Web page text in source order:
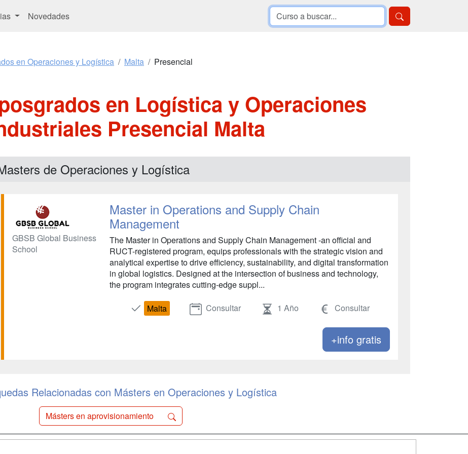
Novedades
en Operaciones y Logística Malta Presencial
en Logística y Operaciones
Presencial Malta
de Operaciones y Logística
GBSB Global Business
School
Master in Operations and Supply Chain
Management
The Master in Operations and Supply Chain Management -an official and
RUCT-registered program, equips professionals with the strategic vision and
analytical expertise to drive efficiency, sustainability, and digital transformation
in global logistics. Designed at the intersection of business and technology,
the program integrates cutting-edge suppl...
Malta Consultar 1 Año Consultar
+info gratis
Relacionadas con Másters en Operaciones y Logística
Másters en aprovisionamiento